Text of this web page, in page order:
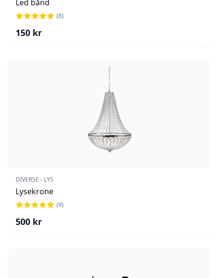
Led bånd
(8)
150 kr
DIVERSE › LYS
Lysekrone
(9)
500 kr